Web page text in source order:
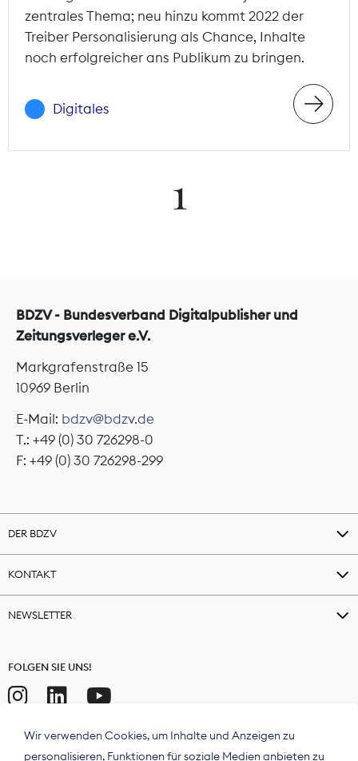
zentrales Thema; neu hinzu kommt 2022 der
Treiber Personalisierung als Chance, Inhalte
noch erfolgreicher ans Publikum zu bringen.
Digitales
1
BDZV - Bundesverband Digitalpublisher und
Zeitungsverleger e.V.
Markgrafenstraße 15
10969 Berlin
E-Mail: bdzv@bdzv.de
T.: +49 (0) 30 726298-0
F: +49 (0) 30 726298-299
DER BDZV
KONTAKT
NEWSLETTER
FOLGEN SIE UNS!
Wir verwenden Cookies, um Inhalte und Anzeigen zu
personalisieren, Funktionen für soziale Medien anbieten zu